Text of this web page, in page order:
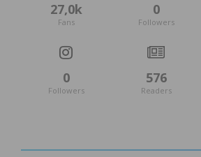
27,0k
Fans
0
Followers
0
Followers
576
Readers